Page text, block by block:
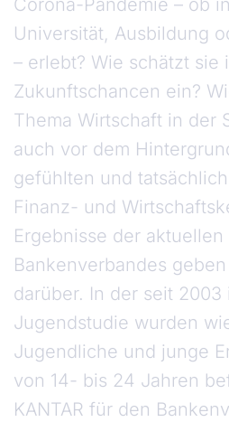
Corona-Pandemie – ob
Universität, Ausbildung
– erlebt? Wie schätzt sie
Zukunftschancen ein?
Thema Wirtschaft in der
auch vor dem
gefühlten und
Finanz- und
Ergebnisse der
Bankenverbandes
darüber. In der seit
Jugendstudie wurden
Jugendliche und junge
von 14- bis 24 Jahren
KANTAR für den